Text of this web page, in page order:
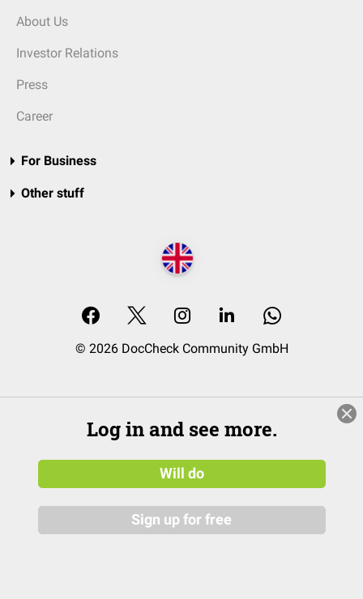
About Us
Investor Relations
Press
Career
For Business
Other stuff
© 2026 DocCheck Community GmbH
Log in and see more.
Will do
Sign up for free